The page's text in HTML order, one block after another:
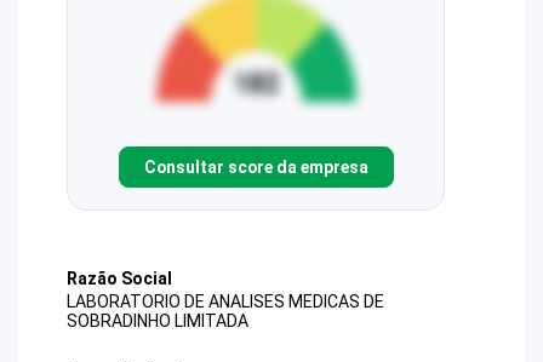
Consultar score da empresa
Razão Social
LABORATORIO DE ANALISES MEDICAS DE
SOBRADINHO LIMITADA